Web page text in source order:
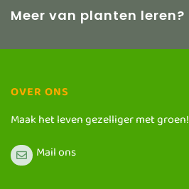
Meer van planten leren?
OVER ONS
Maak het leven gezelliger met groen!
Mail ons